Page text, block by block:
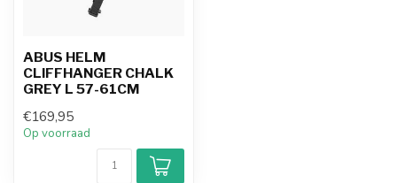
ABUS HELM
CLIFFHANGER CHALK
GREY L 57-61CM
€169,95
Op voorraad